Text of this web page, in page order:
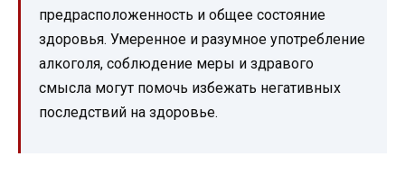
предрасположенность и общее состояние
здоровья. Умеренное и разумное употребление
алкоголя, соблюдение меры и здравого
смысла могут помочь избежать негативных
последствий на здоровье.